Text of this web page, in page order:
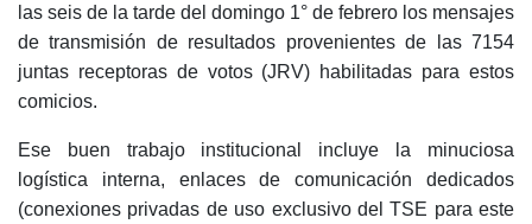
las seis de la tarde del domingo 1° de febrero los mensajes
de transmisión de resultados provenientes de las 7154
juntas receptoras de votos (JRV) habilitadas para estos
comicios.
Ese buen trabajo institucional incluye la minuciosa
logística interna, enlaces de comunicación dedicados
(conexiones privadas de uso exclusivo del TSE para este